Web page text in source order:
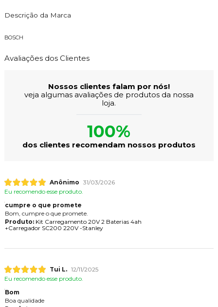
Descrição da Marca
BOSCH
Avaliações dos Clientes
Nossos clientes falam por nós!
veja algumas avaliações de produtos da nossa
loja.
100%
dos clientes recomendam nossos produtos
Anônimo 31/03/2026
Eu recomendo esse produto.
cumpre o que promete
Bom, cumpre o que promete.
Produto:Kit Carregamento 20V 2 Baterias 4ah
+Carregador SC200 220V -Stanley
Tui L. 12/11/2025
Eu recomendo esse produto.
Bom
Boa qualidade